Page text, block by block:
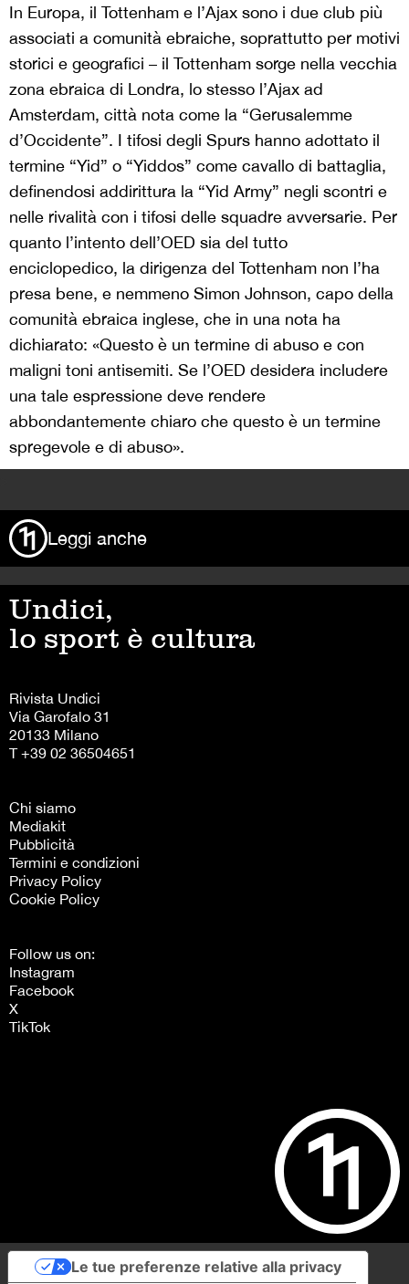
In Europa, il Tottenham e l’Ajax sono i due club più
associati a comunità ebraiche, soprattutto per motivi
storici e geografici – il Tottenham sorge nella vecchia
zona ebraica di Londra, lo stesso l’Ajax ad
Amsterdam, città nota come la “Gerusalemme
d’Occidente”. I tifosi degli Spurs hanno adottato il
termine “Yid” o “Yiddos” come cavallo di battaglia,
definendosi addirittura la “Yid Army” negli scontri e
nelle rivalità con i tifosi delle squadre avversarie. Per
quanto l’intento dell’OED sia del tutto
enciclopedico, la dirigenza del Tottenham non l’ha
presa bene, e nemmeno Simon Johnson, capo della
comunità ebraica inglese, che in una nota ha
dichiarato: «Questo è un termine di abuso e con
maligni toni antisemiti. Se l’OED desidera includere
una tale espressione deve rendere
abbondantemente chiaro che questo è un termine
spregevole e di abuso».
Leggi anche
Undici,
lo sport è cultura
Rivista Undici
Via Garofalo 31
20133 Milano
T +39 02 36504651
Chi siamo
Mediakit
Pubblicità
Termini e condizioni
Privacy Policy
Cookie Policy
Follow us on:
Instagram
Facebook
X
TikTok
Le tue preferenze relative alla privacy